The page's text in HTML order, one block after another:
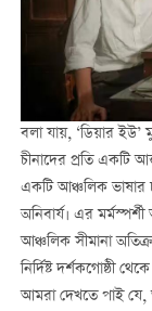
বলা যায়, ‘ডিয়ার ইউ’
চীনাদের প্রতি একটি
একটি আঞ্চলিক ভাষার
অনিবার্য। এর
আঞ্চলিক সীমানা
নির্দিষ্ট দর্শকগোষ্ঠী
আমরা দেখতে পাই যে,